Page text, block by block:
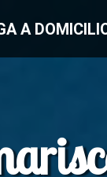
A